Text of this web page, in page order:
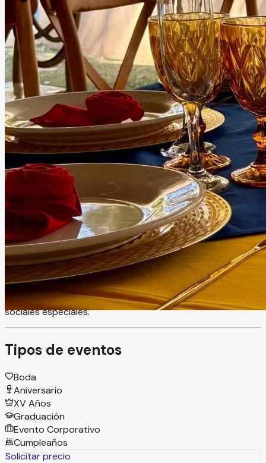
Salón Barranquilla
Campeche, Campeche Salón
Información
Salón Barranquilla es un elegante espacio para eventos
que cuenta con una amplia área al aire libre ideal para
crear celebraciones únicas y totalmente personalizadas.
Sus instalaciones permiten realizar una gran variedad de
montajes y ambientaciones, ofreciendo comodidad,
amplitud y un entorno perfecto para bodas, XV años,
aniversarios, graduaciones, reuniones familiares y eventos
sociales especiales.
Tipos de eventos
Boda
Aniversario
XV Años
Graduación
Evento Corporativo
Cumpleaños
Solicitar precio